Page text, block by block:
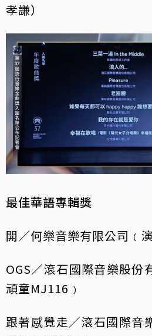
孝謙）
最佳華語專輯獎
開／何樂音樂有限公司﹙
OGS／滾石國際音樂股份
頑童MJ116﹚
跟著感覺走／滾石國際音